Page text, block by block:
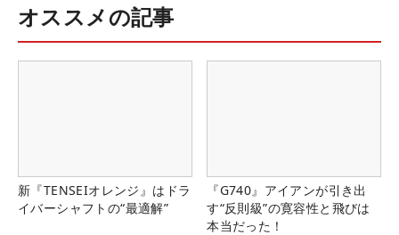
オススメの記事
新『TENSEIオレンジ』はドラ
イバーシャフトの“最適解”
『G740』アイアンが引き出
す“反則級”の寛容性と飛びは
本当だった！